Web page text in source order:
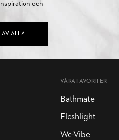
och
AV ALLA
VÅRA FAVORITER
Bathmate
Fleshlight
We-Vibe